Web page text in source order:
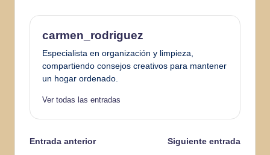
carmen_rodriguez
Especialista en organización y limpieza,
compartiendo consejos creativos para mantener
un hogar ordenado.
Ver todas las entradas
Navegación
Entrada anterior Siguiente entrada